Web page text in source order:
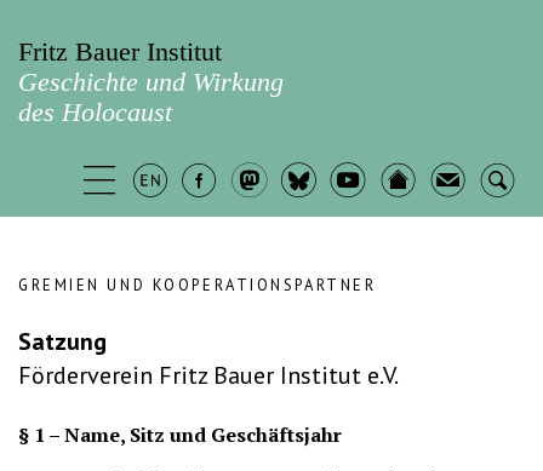
Fritz Bauer Institut
Geschichte und Wirkung
des Holocaust
GREMIEN UND KOOPERATIONSPARTNER
Satzung
Förderverein Fritz Bauer Institut e.V.
§ 1 – Name, Sitz und Geschäftsjahr